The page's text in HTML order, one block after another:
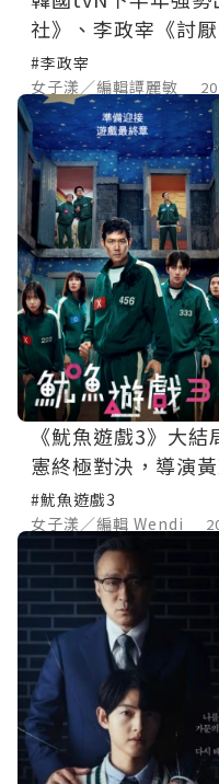
社》、李政宰《討
《豆豆笑笑》接力回
#李政宰
女子漾／編輯譚麗敏
《魷魚遊戲3》大
憲終極對決，導演
取材童年」
#魷魚遊戲3
女子漾／編輯 Wendi